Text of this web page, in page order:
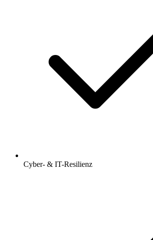
Cyber- & IT-Resilienz